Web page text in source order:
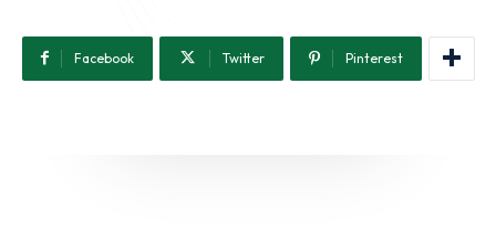
Facebook Twitter Pinterest